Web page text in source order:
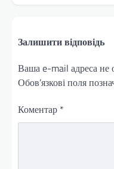
Залишити відповідь
Ваша e-mail адреса не
Обов’язкові поля
Коментар *